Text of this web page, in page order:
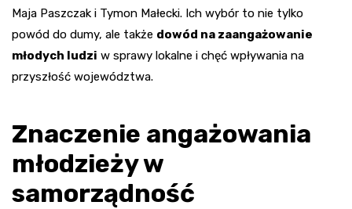
Maja Paszczak i Tymon Małecki. Ich wybór to nie tylko
powód do dumy, ale także dowód na zaangażowanie
młodych ludzi w sprawy lokalne i chęć wpływania na
przyszłość województwa.
Znaczenie angażowania
młodzieży w
samorządność